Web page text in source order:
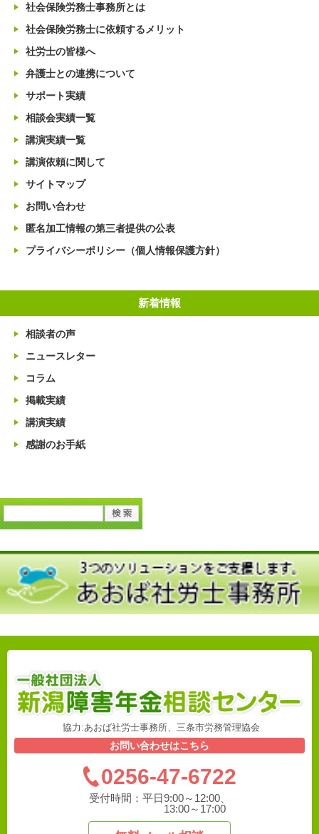
社会保険労務士事務所とは
社会保険労務士に依頼するメリット
社労士の皆様へ
弁護士との連携について
サポート実績
相談会実績一覧
講演実績一覧
講演依頼に関して
サイトマップ
お問い合わせ
匿名加工情報の第三者提供の公表
プライバシーポリシー（個人情報保護方針）
新着情報
相談者の声
ニュースレター
コラム
掲載実績
講演実績
感謝のお手紙
協力:あおば社労士事務所、三条市労務管理協会
お問い合わせはこちら
0256-47-6722
受付時間： 平日9:00～12:00、
13:00～17:00